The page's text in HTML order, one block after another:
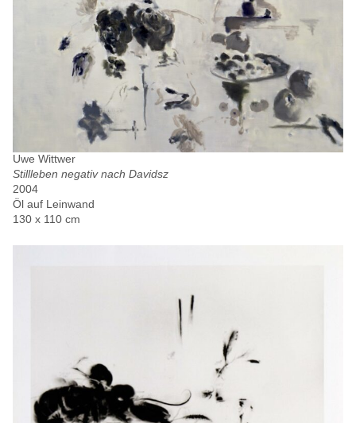
Uwe Wittwer
Stillleben negativ nach Davidsz
2004
Öl auf Leinwand
130 x 110 cm